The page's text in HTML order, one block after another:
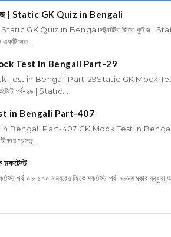
কুইজ | Static GK Quiz in Bengali
| Static GK Quiz in Bengaliস্ট্যাটিক জিকে কুইজ |
একটি অত...
Test in Bengali Part-29
Test in Bengali Part-29Static GK Mock Test
পর্ব-২৯ | Static...
in Bengali Part-407
Bengali Part-407 GK Mock Test in Bengali
প্রস্তু...
মকটেস্ট
পর্ব-০৮ ১০০ নম্বরের জিকে মকটেস্ট পর্ব-০৮নমস্কার